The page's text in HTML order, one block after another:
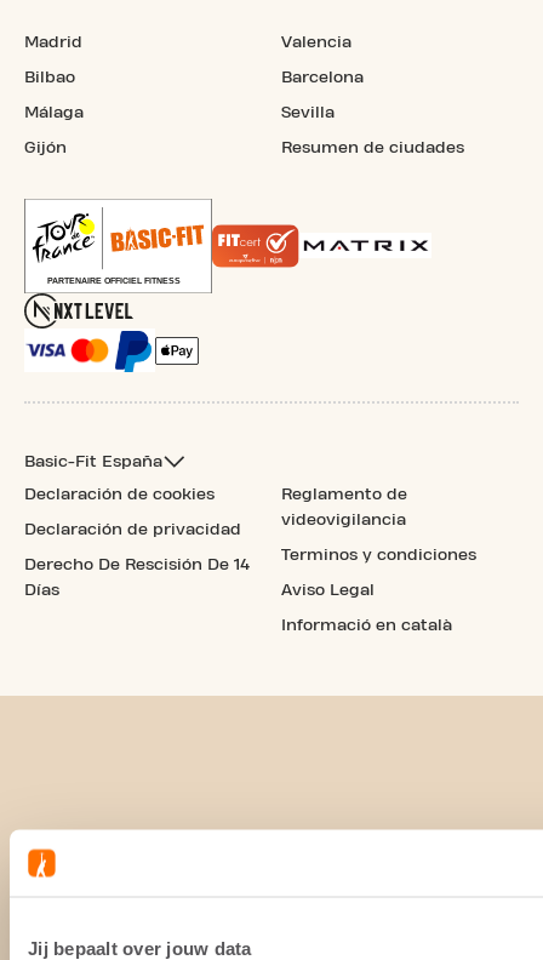
Jij bepaalt over jouw data
Madrid
Bilbao
Málaga
Gijón
Valencia
Barcelona
Sevilla
Resumen de ciudades
Basic-Fit España
Declaración de cookies
Declaración de privacidad
Derecho De Rescisión De 14
Días
Reglamento de
videovigilancia
Terminos y condiciones
Aviso Legal
Informació en català